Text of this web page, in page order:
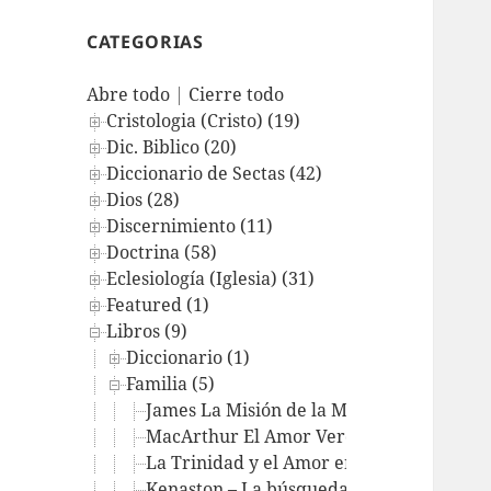
CATEGORIAS
Abre todo | Cierre todo
Cristologia (Cristo) (19)
Dic. Biblico (20)
Diccionario de Sectas (42)
Dios (28)
Discernimiento (11)
Doctrina (58)
Eclesiología (Iglesia) (31)
Featured (1)
Libros (9)
Diccionario (1)
Familia (5)
James La Misión de la Mujer
MacArthur El Amor Verdadero
La Trinidad y el Amor entre Pareja pt2